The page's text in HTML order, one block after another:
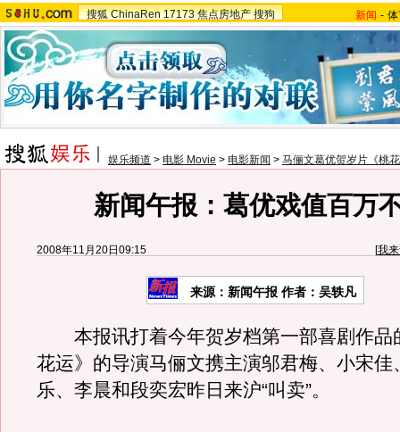
搜狐 ChinaRen 17173 焦点房地产 搜狗 新闻 -
娱乐频道 > 电影 Movie > 电影新闻 > 马俪文葛优贺岁片《桃
新闻午报：葛优戏值百万
2008年11月20日09:15 [我
来源：新闻午报 作者：吴轶凡
本报讯打着今年贺岁档第一部喜剧作品
花运》的导演马俪文携主演邬君梅、小宋佳
乐、李晨和段奕宏昨日来沪“叫卖”。